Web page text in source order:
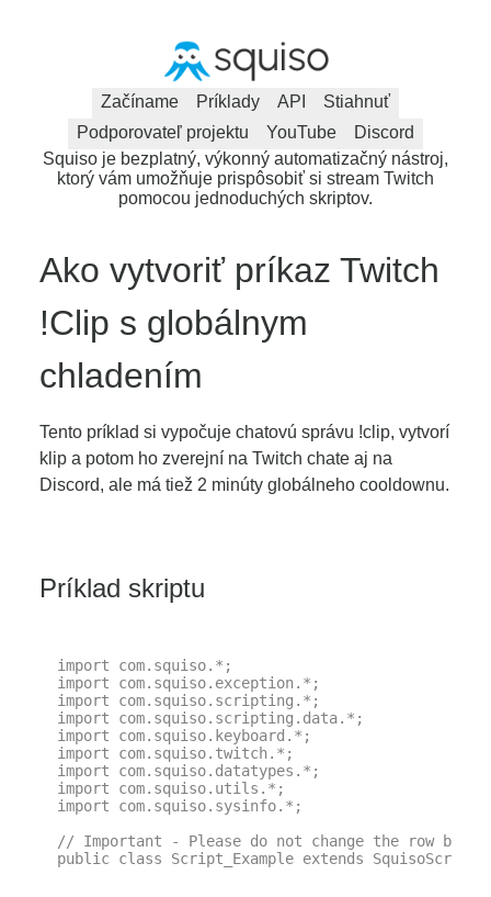
Začíname Príklady API
Stiahnuť
Podporovateľ projektu
YouTube
Discord
Squiso je bezplatný, výkonný automatizačný nástroj,
ktorý vám umožňuje prispôsobiť si stream Twitch
pomocou jednoduchých skriptov.
Ako vytvoriť príkaz Twitch
!Clip s globálnym
chladením
Tento príklad si vypočuje chatovú správu !clip, vytvorí
klip a potom ho zverejní na Twitch chate aj na
Discord, ale má tiež 2 minúty globálneho cooldownu.
Príklad skriptu
import com.squiso.*;
import com.squiso.exception.*;
import com.squiso.scripting.*;
import com.squiso.scripting.data.*;
import com.squiso.keyboard.*;
import com.squiso.twitch.*;
import com.squiso.datatypes.*;
import com.squiso.utils.*;
import com.squiso.sysinfo.*;
// Important - Please do not change the row
public class Script_Example extends SquisoScript